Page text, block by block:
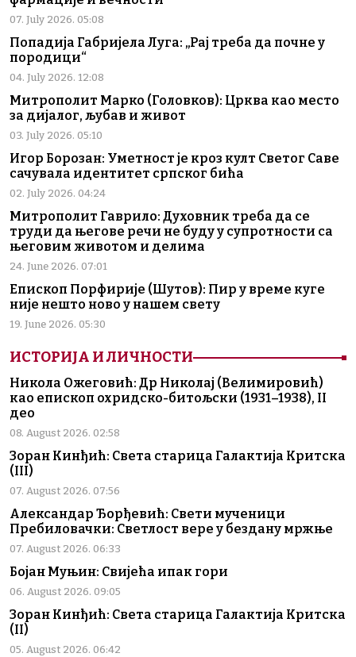
07. July 2026. 05:08
Попадија Габријела Луга: „Рај треба да почне у
породици“
04. July 2026. 12:08
Митрополит Марко (Головков): Црква као место
за дијалог, љубав и живот
03. July 2026. 05:10
Игор Борозан: Уметност је кроз култ Светог Саве
сачувала идентитет српског бића
02. July 2026. 04:24
Митрополит Гаврило: Духовник треба да се
труди да његове речи не буду у супротности са
његовим животом и делима
24. June 2026. 07:01
Епископ Порфирије (Шутов): Пир у време куге
није нешто ново у нашем свету
19. June 2026. 05:30
ИСТОРИЈА И ЛИЧНОСТИ
Никола Ожеговић: Др Николај (Велимировић)
као епископ охридско-битољски (1931–1938), II
део
08. August 2026. 02:58
Зоран Кинђић: Света старица Галактија Критска
(III)
07. August 2026. 07:56
Александар Ђорђевић: Свети мученици
Пребиловачки: Светлост вере у бездану мржње
07. August 2026. 06:33
Бојан Муњин: Свијећа ипак гори
06. August 2026. 09:05
Зоран Кинђић: Света старица Галактија Критска
(II)
05. August 2026. 06:42